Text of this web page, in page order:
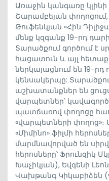
Առաջին կանգառը
Շարամբեյան
Թուֆենկյան «Հին
մենք կզգանք 19-րդ
Տարածքում գործում է
հացատուն և այլ
ներկայացնում են 19-
կենսակերպը:
աշխատանքներ են
վարպետներ՝
պատճառով փողոցը
«վարպետների փողոց»։
«Միմինո» ֆիլմի
մարմնավորված են
հերոսները՝ Ֆրունզիկ
Խաչիկյան), Եվգենի
Վախթանգ Կիկաբիձեն